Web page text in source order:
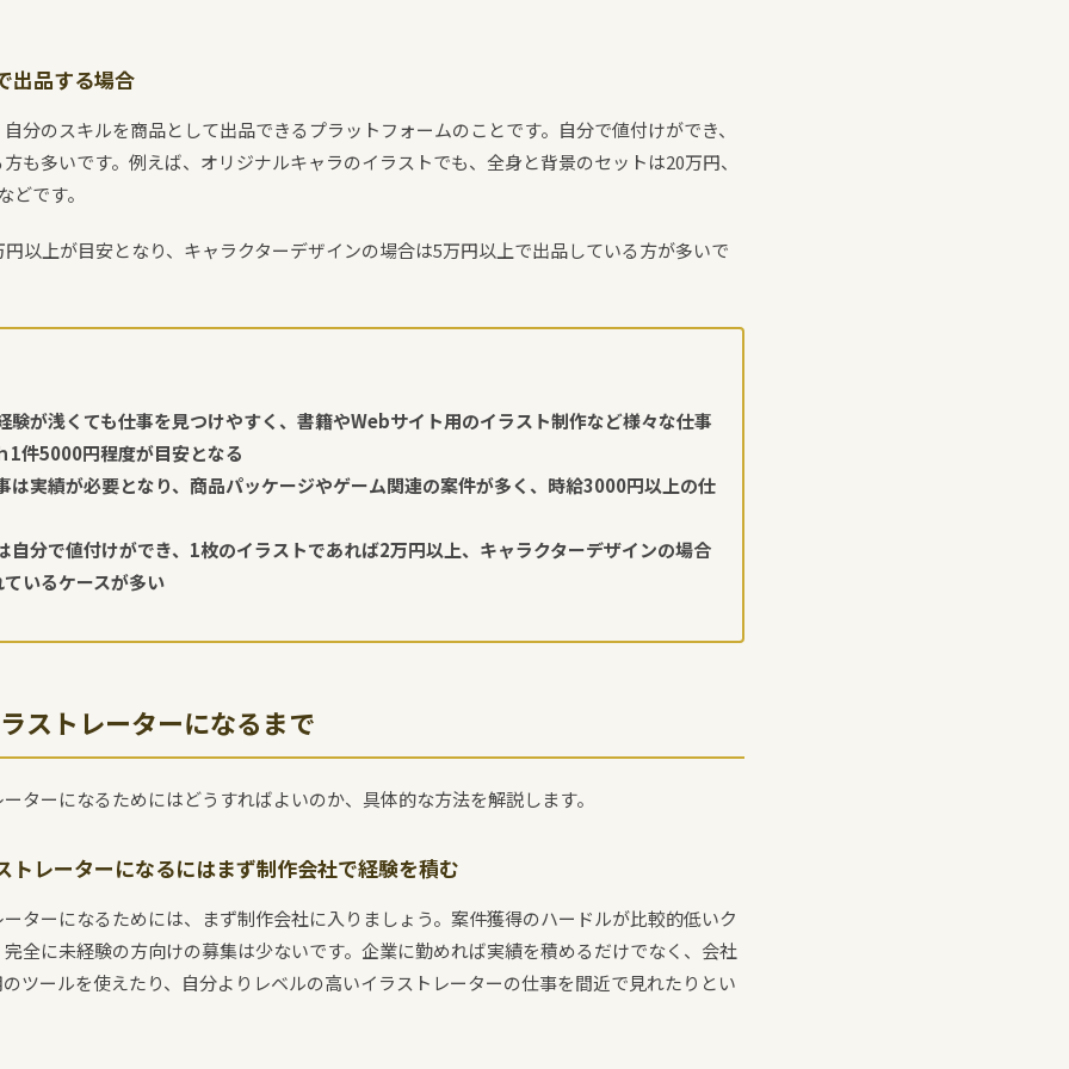
出品する場合
分のスキルを商品として出品できるプラットフォームのことです。自分で値付けができ、
も多いです。例えば、オリジナルキャラのイラストでも、全身と背景のセットは20万円、
です。
以上が目安となり、キャラクターデザインの場合は5万円以上で出品している方が多いで
験が浅くても仕事を見つけやすく、書籍やWebサイト用のイラスト制作など様々な仕事
1件5000円程度が目安となる
は実績が必要となり、商品パッケージやゲーム関連の案件が多く、時給3000円以上の仕
自分で値付けができ、1枚のイラストであれば2万円以上、キャラクターデザインの場合
いるケースが多い
ストレーターになるまで
ターになるためにはどうすればよいのか、具体的な方法を解説します。
トレーターになるにはまず制作会社で経験を積む
ターになるためには、まず制作会社に入りましょう。案件獲得のハードルが比較的低いク
全に未経験の方向けの募集は少ないです。企業に勤めれば実績を積めるだけでなく、会社
ツールを使えたり、自分よりレベルの高いイラストレーターの仕事を間近で見れたりとい